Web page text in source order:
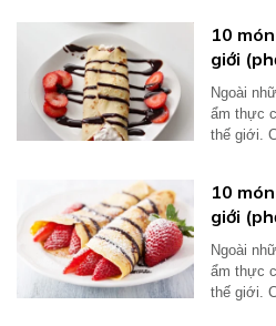
10
giới
Ngoài
ẩm thực
thế giới.
10
giới
Ngoài
ẩm thực
thế giới.